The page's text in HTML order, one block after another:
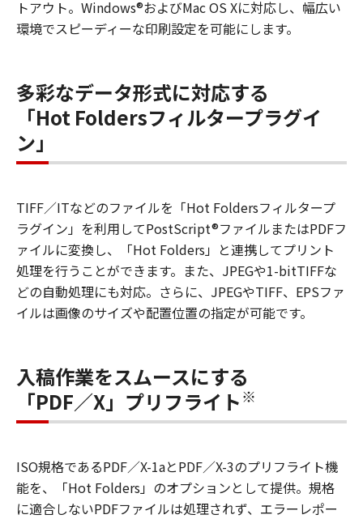
トアウト。Windows®およびMac OS Xに対応し、幅広い
環境でスピーディーな印刷設定を可能にします。
多彩なデータ形式に対応する
「Hot Foldersフィルタープラグイ
ン」
TIFF／ITなどのファイルを「Hot Foldersフィルタープ
ラグイン」を利用してPostScript®ファイルまたはPDFフ
ァイルに変換し、「Hot Folders」と連携してプリント
処理を行うことができます。また、JPEGや1-bitTIFFな
どの自動処理にも対応。さらに、JPEGやTIFF、EPSファ
イルは画像のサイズや配置位置の指定が可能です。
入稿作業をスムースにする
「PDF／X」プリフライト※
ISO規格であるPDF／X-1aとPDF／X-3のプリフライト機
能を、「Hot Folders」のオプションとして提供。規格
に適合しないPDFファイルは処理されず、エラーレポー